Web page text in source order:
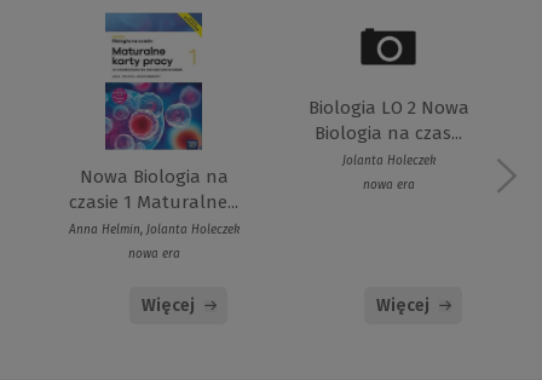
Nowa Biologia na
czasie 1 Maturalne...
Anna Helmin, Jolanta Holeczek
nowa era
Więcej
Biologia LO 2 Nowa
Biologia na czas...
Jolanta Holeczek
nowa era
Więcej